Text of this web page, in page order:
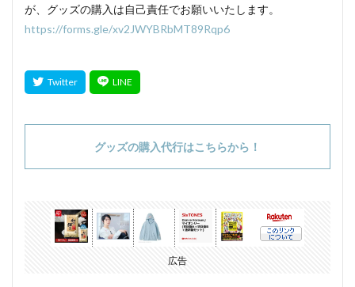
が、グッズの購入は自己責任でお願いいたします。
https://forms.gle/xv2JWYBRbMT89Rqp6
グッズの購入代行はこちらから！
広告